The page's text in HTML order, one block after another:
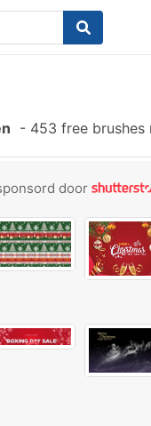
- 453 free brushes
door